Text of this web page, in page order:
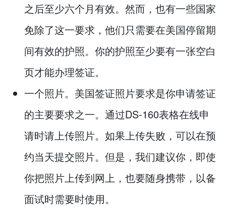
之后至少六个月有效。然而，也有一些国家
免除了这一要求，他们只需要在美国停留期
间有效的护照。你的护照至少要有一张空白
页才能办理签证。
一个照片。美国签证照片要求是你申请签证
的主要要求之一。通过DS-160表格在线申
请时请上传照片。如果上传失败，可以在预
约当天提交照片。但是，我们建议你，即使
你把照片上传到网上，也要随身携带，以备
面试时需要时使用。